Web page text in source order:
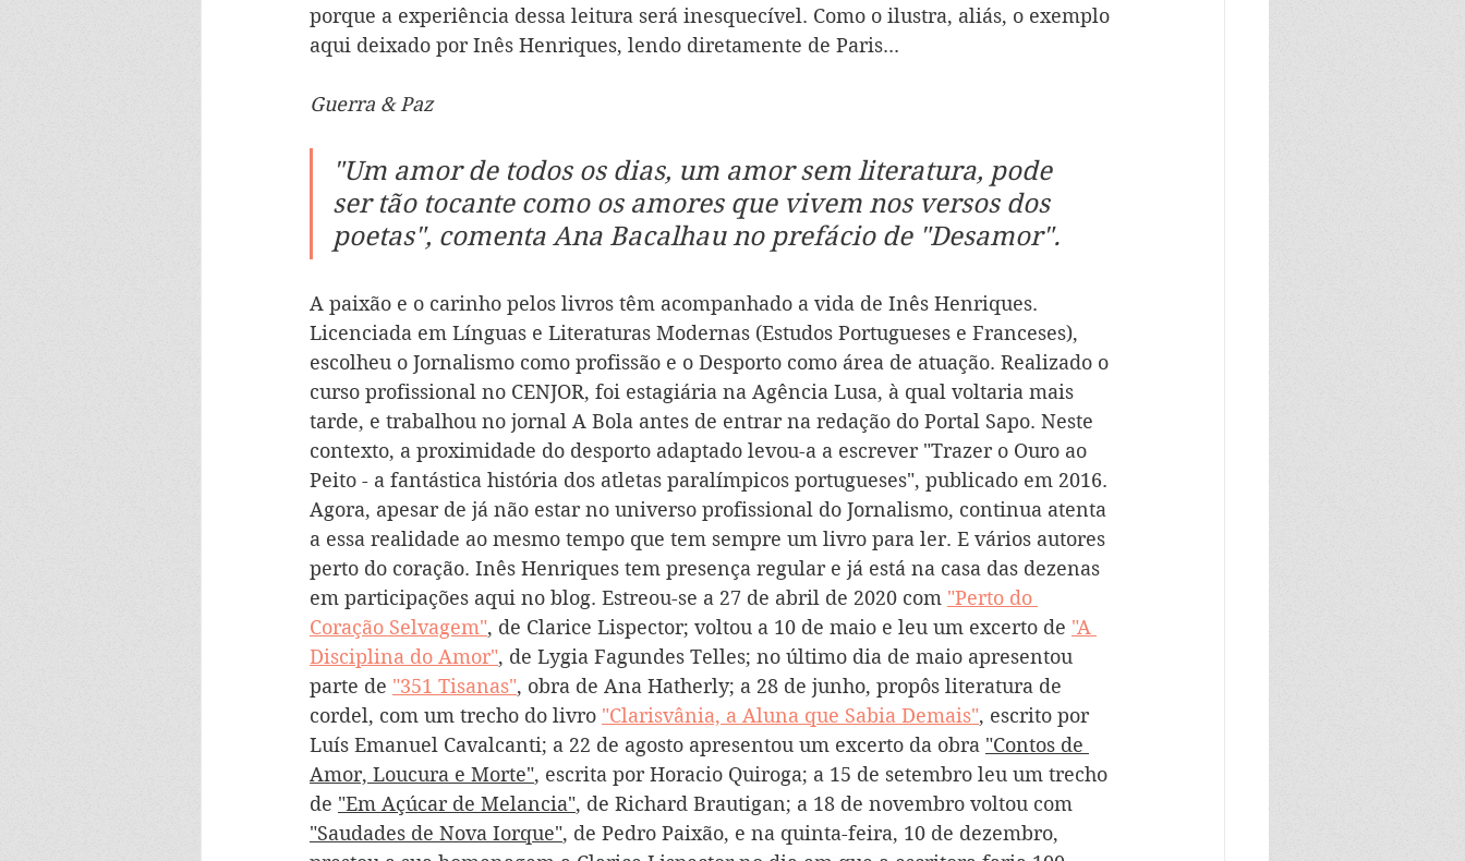
porque a experiência dessa leitura será inesquecível. Como o ilustra, aliás, o exemplo
aqui deixado por Inês Henriques, lendo diretamente de Paris...
Guerra & Paz
"Um amor de todos os dias, um amor sem literatura, pode
ser tão tocante como os amores que vivem nos versos dos
poetas", comenta Ana Bacalhau no prefácio de "Desamor".
A paixão e o carinho pelos livros têm acompanhado a vida de Inês Henriques.
Licenciada em Línguas e Literaturas Modernas (Estudos Portugueses e Franceses),
escolheu o Jornalismo como profissão e o Desporto como área de atuação. Realizado o
curso profissional no CENJOR, foi estagiária na Agência Lusa, à qual voltaria mais
tarde, e trabalhou no jornal A Bola antes de entrar na redação do Portal Sapo. Neste
contexto, a proximidade do desporto adaptado levou-a a escrever "Trazer o Ouro ao
Peito - a fantástica história dos atletas paralímpicos portugueses", publicado em 2016.
Agora, apesar de já não estar no universo profissional do Jornalismo, continua atenta
a essa realidade ao mesmo tempo que tem sempre um livro para ler. E vários autores
perto do coração. Inês Henriques tem presença regular e já está na casa das dezenas
em participações aqui no blog. Estreou-se a 27 de abril de 2020 com "Perto do
Coração Selvagem", de Clarice Lispector; voltou a 10 de maio e leu um excerto de "A
Disciplina do Amor", de Lygia Fagundes Telles; no último dia de maio apresentou
parte de "351 Tisanas", obra de Ana Hatherly; a 28 de junho, propôs literatura de
cordel, com um trecho do livro "Clarisvânia, a Aluna que Sabia Demais", escrito por
Luís Emanuel Cavalcanti; a 22 de agosto apresentou um excerto da obra "Contos de
Amor, Loucura e Morte", escrita por Horacio Quiroga; a 15 de setembro leu um trecho
de "Em Açúcar de Melancia", de Richard Brautigan; a 18 de novembro voltou com
"Saudades de Nova Iorque", de Pedro Paixão, e na quinta-feira, 10 de dezembro,